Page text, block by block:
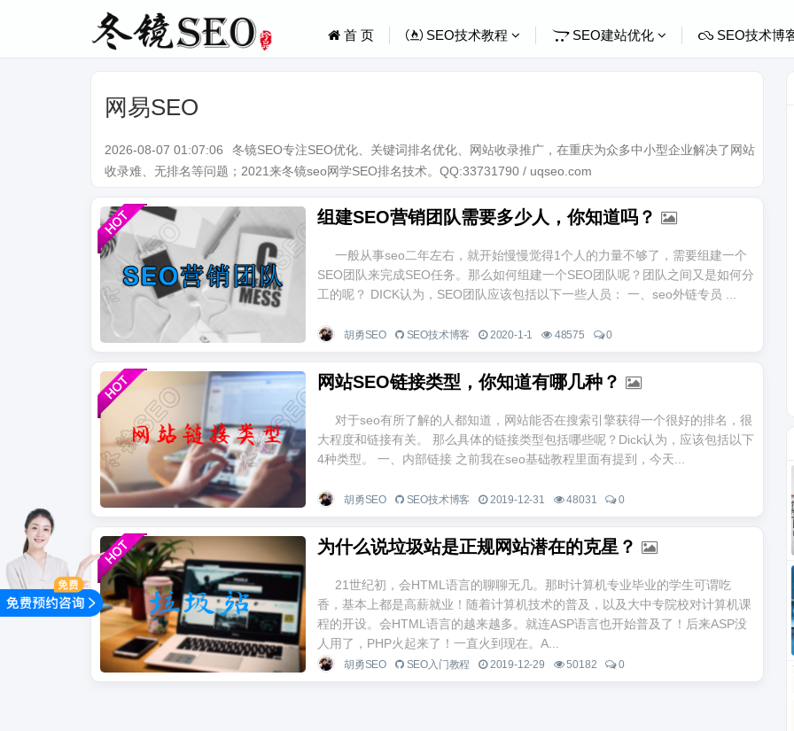
首 页 SEO技术教程 SEO建站优化 SEO技术博
网易SEO
2026-08-07 01:07:06
冬镜SEO专注SEO优化、关键词排名优化、网站收录推广，在重庆为众多中小型企业解决了网站
收录难、无排名等问题；2021来冬镜seo网学SEO排名技术。QQ:33731790 / uqseo.com
组建SEO营销团队需要多少人，你知道吗？
一般从事seo二年左右，就开始慢慢觉得1个人的力量不够了，需要组建一个
SEO团队来完成SEO任务。那么如何组建一个SEO团队呢？团队之间又是如何分
工的呢？ DICK认为，SEO团队应该包括以下一些人员： 一、seo外链专员 ...
胡勇SEO SEO技术博客 2020-1-1 48575 0
网站SEO链接类型，你知道有哪几种？
对于seo有所了解的人都知道，网站能否在搜索引擎获得一个很好的排名，很
大程度和链接有关。 那么具体的链接类型包括哪些呢？Dick认为，应该包括以下
4种类型。 一、内部链接 之前我在seo基础教程里面有提到，今天...
胡勇SEO SEO技术博客 2019-12-31 48031 0
为什么说垃圾站是正规网站潜在的克星？
21世纪初，会HTML语言的聊聊无几。那时计算机专业毕业的学生可谓吃
香，基本上都是高薪就业！随着计算机技术的普及，以及大中专院校对计算机课
程的开设。会HTML语言的越来越多。就连ASP语言也开始普及了！后来ASP没
人用了，PHP火起来了！一直火到现在。A...
胡勇SEO SEO入门教程 2019-12-29 50182 0